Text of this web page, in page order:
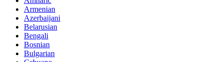
Armenian
Azerbaijani
Belarusian
Bengali
Bosnian
Bulgarian